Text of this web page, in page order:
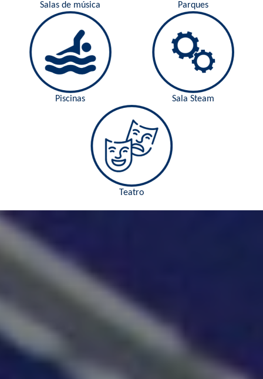
Salas de música Parques
Piscinas Sala Steam
Teatro